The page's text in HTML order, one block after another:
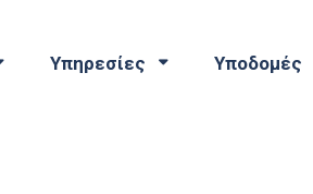
Υπηρεσίες Υποδομές